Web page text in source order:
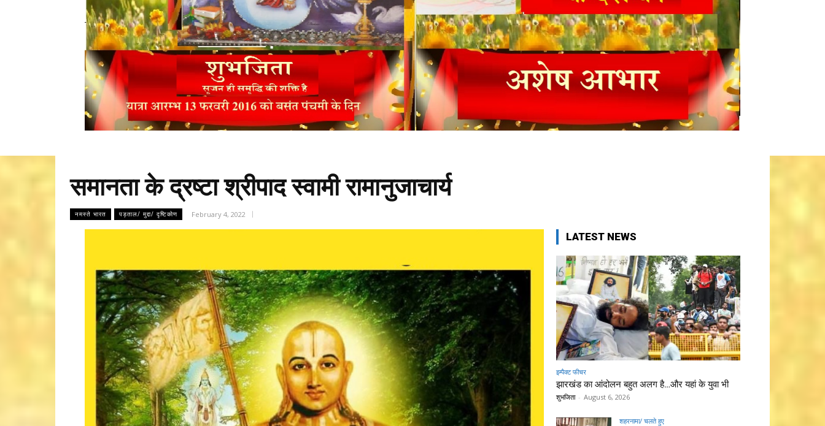
समानता के द्रष्टा श्रीपाद स्वामी रामानुजाचार्य
नमस्ते भारत पड़ताल/ मुद्दा/ दृष्टिकोण February 4, 2022
LATEST NEWS
इम्पैक्ट फीचर
झारखंड का आंदोलन बहुत अलग है…और यहां के युवा भी
शुभजिता - August 6, 2026
शहरनामा/ चलते हुए